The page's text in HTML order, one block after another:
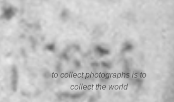
to collect photographs is to
collect the world